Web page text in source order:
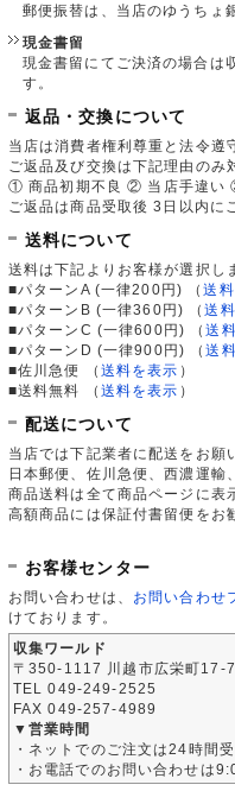
郵便振替は、当店のゆうちょ
現金書留
現金書留にてご決済の場合は
す。
返品・交換について
当店は消費者権利尊重と法令遵
ご返品及び交換は下記理由のみ
① 商品初期不良 ② 当店手違い
ご返品は商品受取後 3日以内に
送料について
送料は下記よりお客様が選択し
■パターンA (一律200円)
（送
■パターンB (一律360円)
（送
■パターンC (一律600円)
（送
■パターンD (一律900円)
（送
■佐川急便
（ 送料を表示 ）
■送料無料
（ 送料を表示 ）
配送について
当店では下記業者に配送をお願
日本郵便、佐川急便、西濃運
商品送料は全て商品ページに表
高額商品には保証付書留便をお
お客様センター
お問い合わせは、 お問い合わせ
けております。
収集ワールド
〒350-1117 川越市広栄町17-
TEL 049-249-2525
FAX 049-257-4989
▼営業時間
・ネットでのご注文は24時間
・お電話でのお問い合わせは